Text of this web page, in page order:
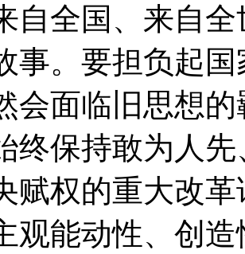
自全国、来自
事。要担负起
会面临旧思想
终保持敢为人
赋权的重大改
观能动性、创